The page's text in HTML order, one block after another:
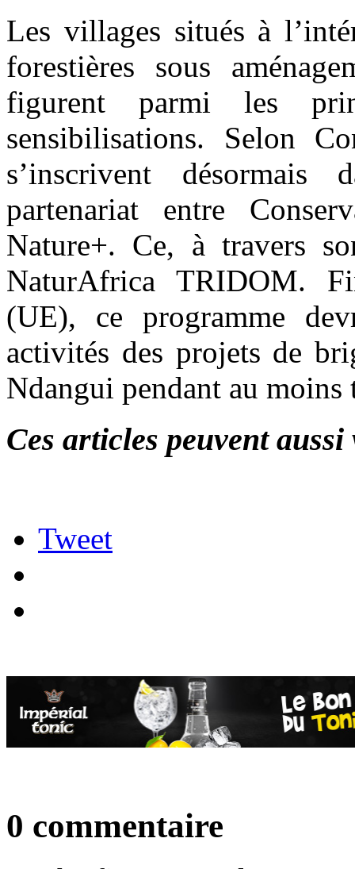
Les villages situés à
forestières sous
figurent parmi les
sensibilisations. Selon
s’inscrivent
partenariat entre
Nature+. Ce, à travers
NaturAfrica TRIDOM.
(UE), ce programme
activités des projets de
Ndangui pendant au moins
Ces articles peuvent
Tweet
0 commentaire